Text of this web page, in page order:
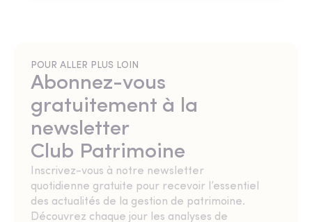
POUR ALLER PLUS LOIN
Abonnez-vous
gratuitement à la
newsletter
Club Patrimoine
Inscrivez-vous à notre newsletter
quotidienne gratuite pour recevoir l’essentiel
des actualités de la gestion de patrimoine.
Découvrez chaque jour les analyses de